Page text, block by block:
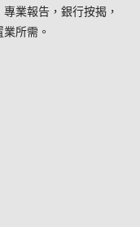
業報告，銀行按揭，
所需。